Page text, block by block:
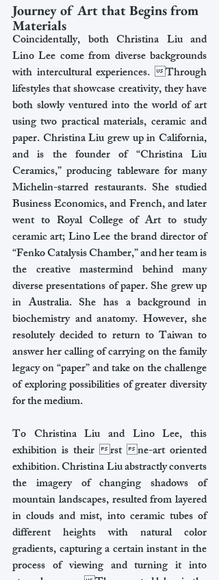
Journey of Art that Begins from
Materials
Coincidentally, both Christina Liu and
Lino Lee come from diverse backgrounds
with intercultural experiences. Through
lifestyles that showcase creativity, they have
both slowly ventured into the world of art
using two practical materials, ceramic and
paper. Christina Liu grew up in California,
and is the founder of “Christina Liu
Ceramics,” producing tableware for many
Michelin-starred restaurants. She studied
Business Economics, and French, and later
went to Royal College of Art to study
ceramic art; Lino Lee the brand director of
“Fenko Catalysis Chamber,” and her team is
the creative mastermind behind many
diverse presentations of paper. She grew up
in Australia. She has a background in
biochemistry and anatomy. However, she
resolutely decided to return to Taiwan to
answer her calling of carrying on the family
legacy on “paper” and take on the challenge
of exploring possibilities of greater diversity
for the medium.
To Christina Liu and Lino Lee, this
exhibition is their rst ne-art oriented
exhibition. Christina Liu abstractly converts
the imagery of changing shadows of
mountain landscapes, resulted from layered
in clouds and mist, into ceramic tubes of
different heights with natural color
gradients, capturing a certain instant in the
process of viewing and turning it into